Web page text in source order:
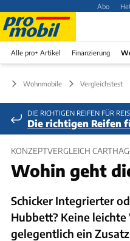
Abo
Alle pro+ Artikel Finanzierung
Wohnmobile Vergleichstest
DIE RICHTIGEN REIFEN FÜR
Die richtigen Reifen
KONZEPTVERGLEICH
Wohin geht
Schicker Integrierter
Hubbett? Keine
gelegentlich ein